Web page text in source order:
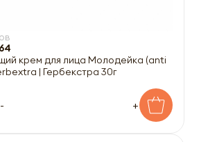
крем для лица Молодейка (anti
| Гербекстра 30г
- +